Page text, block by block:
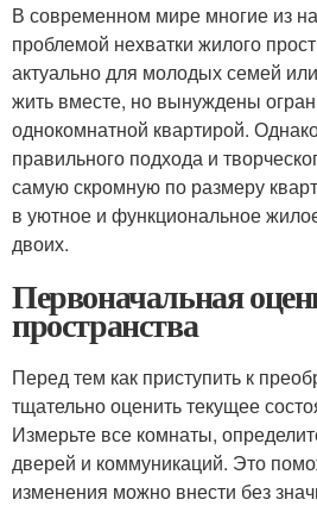
В современном мире многие из
проблемой нехватки жилого
актуально для молодых семей
жить вместе, но вынуждены
однокомнатной квартирой.
правильного подхода и
самую скромную по размеру
в уютное и функциональное
двоих.
Первоначальная
пространства
Перед тем как приступить к
тщательно оценить текущее
Измерьте все комнаты,
дверей и коммуникаций. Это
изменения можно внести без